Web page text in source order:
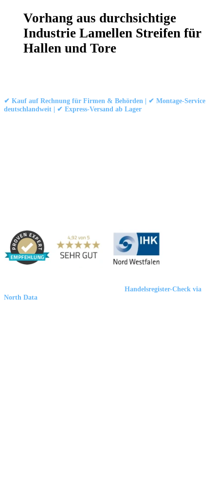
Vorhang aus durchsichtige
Industrie Lamellen Streifen für
Hallen und Tore
✔ Kauf auf Rechnung für Firmen & Behörden | ✔ Montage-Service
deutschlandweit | ✔ Express-Versand ab Lager
Handelsregister-Check via
North Data